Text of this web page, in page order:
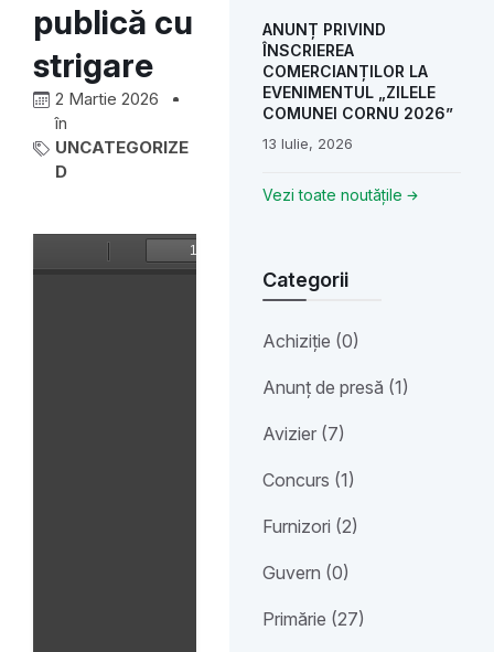
publică cu
strigare
2 Martie 2026
în
UNCATEGORIZE
D
ANUNȚ PRIVIND
ÎNSCRIEREA
COMERCIANȚILOR LA
EVENIMENTUL „ZILELE
COMUNEI CORNU 2026”
13 Iulie, 2026
Vezi toate noutățile
Categorii
Achiziție (0)
Anunț de presă (1)
Avizier (7)
Concurs (1)
Furnizori (2)
Guvern (0)
Primărie (27)